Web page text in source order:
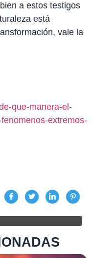
a estos testigos
está
vale la
que-manera-el-
extremos-